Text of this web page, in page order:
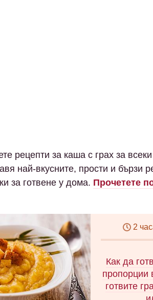
рецепти за каша с грах за
най-вкусните, прости и бързи
за готвене у дома. Прочетете
2
Как да
пропорции
готвите